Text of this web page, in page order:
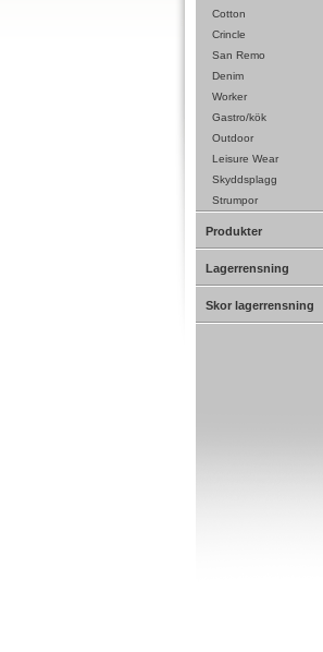
Cotton
Crincle
San Remo
Denim
Worker
Gastro/kök
Outdoor
Leisure Wear
Skyddsplagg
Strumpor
Produkter
Lagerrensning
Skor lagerrensning